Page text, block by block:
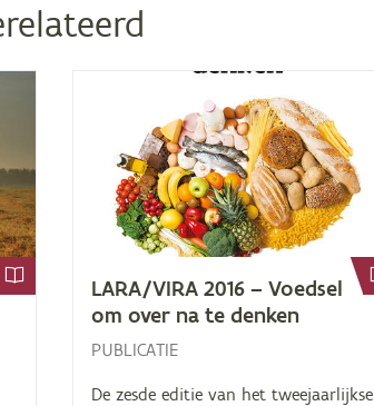
LARA/VIRA 2016 – Voed­sel
om over na te denken
PUBLICATIE
De zesde editie van het tweejaarlijkse